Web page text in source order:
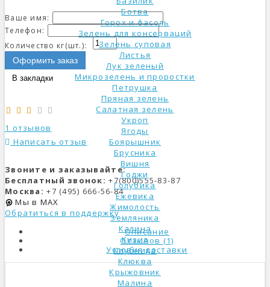
Ботва
Горох и фасоль
Зелень для консерваций
Зелень суповая
Листья
Лук зеленый
Микрозелень и проростки
Петрушка
Пряная зелень
Салатная зелень
Укроп
Ягоды
Боярышник
Брусника
Вишня
Годжи
Голубика
Ежевика
Жимолость
Земляника
Калина
Кизил
Клубника
Клюква
Крыжовник
Малина
Ваше имя:
Телефон:
Количество кг(шт.):
Оформить заказ
В закладки
1 отзывов
Написать отзыв
Звоните и заказывайте:
Бесплатный звонок: +7(800)555-83-87
Москва: +7 (495) 666-56-84
Мы в MAX
Обратиться в поддержку
Описание
Отзывов (1)
Условия доставки